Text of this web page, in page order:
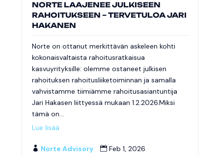
NORTE LAAJENEE JULKISEEN
RAHOITUKSEEN – TERVETULOA JARI
HAKANEN
Norte on ottanut merkittävän askeleen kohti
kokonaisvaltaista rahoitusratkaisua
kasvuyrityksille: olemme ostaneet julkisen
rahoituksen rahoitusliiketoiminnan ja samalla
vahvistamme tiimiämme rahoitusasiantuntija
Jari Hakasen liittyessä mukaan 1.2.2026.Miksi
tämä on...
Lue lisää
 Norte Advisory  Feb 1, 2026